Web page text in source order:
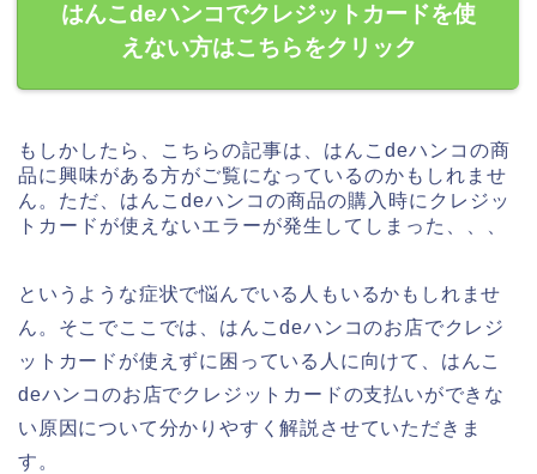
はんこdeハンコでクレジットカードを使
えない方はこちらをクリック
もしかしたら、こちらの記事は、はんこdeハンコの商
品に興味がある方がご覧になっているのかもしれませ
ん。ただ、はんこdeハンコの商品の購入時にクレジッ
トカードが使えないエラーが発生してしまった、、、
というような症状で悩んでいる人もいるかもしれませ
ん。そこでここでは、はんこdeハンコのお店でクレジ
ットカードが使えずに困っている人に向けて、はんこ
deハンコのお店でクレジットカードの支払いができな
い原因について分かりやすく解説させていただきま
す。